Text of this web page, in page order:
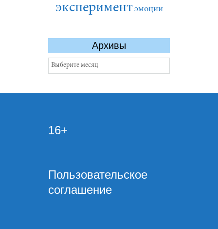
экспериментэмоции
Архивы
Архивы
16+
Пользовательское
соглашение